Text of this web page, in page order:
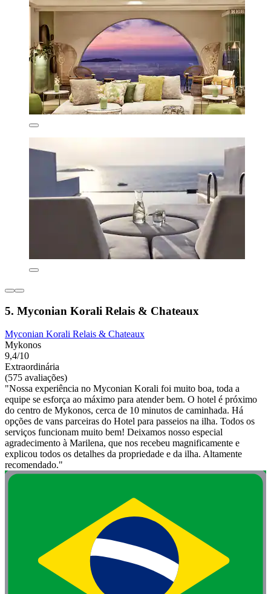
5. Myconian Korali Relais & Chateaux
Myconian Korali Relais & Chateaux
Mykonos
9,4/10
Extraordinária
(575 avaliações)
"Nossa experiência no Myconian Korali foi muito boa, toda a
equipe se esforça ao máximo para atender bem. O hotel é próximo
do centro de Mykonos, cerca de 10 minutos de caminhada. Há
opções de vans parceiras do Hotel para passeios na ilha. Todos os
serviços funcionam muito bem! Deixamos nosso especial
agradecimento à Marilena, que nos recebeu magnificamente e
explicou todos os detalhes da propriedade e da ilha. Altamente
recomendado."